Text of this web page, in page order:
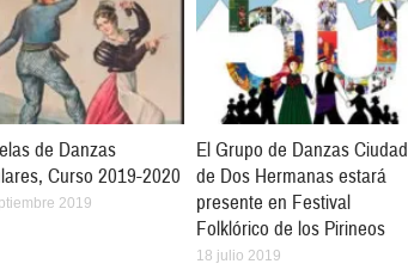
de Danzas
Curso 2019-2020
2019
El Grupo de Danzas Ciudad
de Dos Hermanas estará
presente en Festival
Folklórico de los Pirineos
18 julio 2019